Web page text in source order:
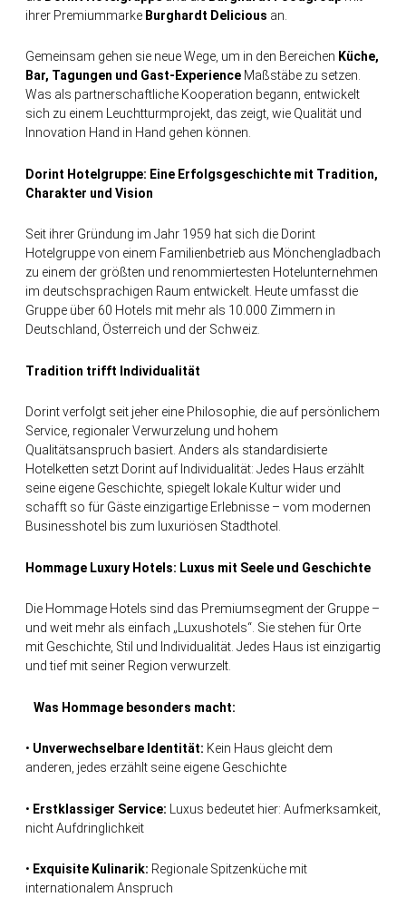
ihrer Premiummarke Burghardt Delicious an.
Gemeinsam gehen sie neue Wege, um in den Bereichen Küche,
Bar, Tagungen und Gast-ExperienceMaßstäbe zu setzen.
Was als partnerschaftliche Kooperation begann, entwickelt
sich zu einem Leuchtturmprojekt, das zeigt, wie Qualität und
Innovation Hand in Hand gehen können.
Dorint Hotelgruppe: Eine Erfolgsgeschichte mit Tradition,
Charakter und Vision
Seit ihrer Gründung im Jahr 1959 hat sich die Dorint
Hotelgruppe von einem Familienbetrieb aus Mönchengladbach
zu einem der größten und renommiertesten Hotelunternehmen
im deutschsprachigen Raum entwickelt. Heute umfasst die
Gruppe über 60 Hotels mit mehr als 10.000 Zimmern in
Deutschland, Österreich und der Schweiz.
Tradition trifft Individualität
Dorint verfolgt seit jeher eine Philosophie, die auf persönlichem
Service, regionaler Verwurzelung und hohem
Qualitätsanspruch basiert. Anders als standardisierte
Hotelketten setzt Dorint auf Individualität: Jedes Haus erzählt
seine eigene Geschichte, spiegelt lokale Kultur wider und
schafft so für Gäste einzigartige Erlebnisse – vom modernen
Businesshotel bis zum luxuriösen Stadthotel.
Hommage LuxuryHotels: Luxus mit Seele und Geschichte
Die Hommage Hotels sind das Premiumsegment der Gruppe –
und weit mehr als einfach „Luxushotels“. Sie stehen für Orte
mit Geschichte, Stil und Individualität. Jedes Haus ist einzigartig
und tief mit seiner Region verwurzelt.
Was Hommage besonders macht:
• Unverwechselbare Identität: Kein Haus gleicht dem
anderen, jedes erzählt seine eigene Geschichte
• Erstklassiger Service: Luxus bedeutet hier: Aufmerksamkeit,
nicht Aufdringlichkeit
• Exquisite Kulinarik: Regionale Spitzenküche mit
internationalem Anspruch